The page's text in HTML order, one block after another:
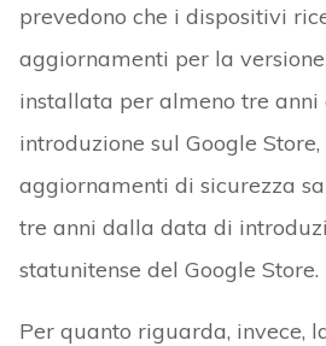
prevedono che i dispositivi
aggiornamenti per la
installata per almeno tre
introduzione sul Google
aggiornamenti di sicurezza
tre anni dalla data di
statunitense del Google Store.
Per quanto riguarda, invece,